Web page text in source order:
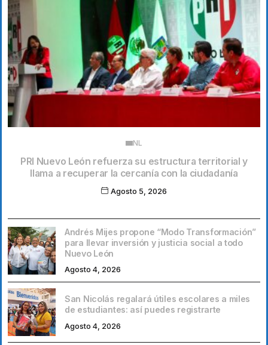
NL
PRI Nuevo León refuerza su estructura territorial y
llama a recuperar la cercanía con la ciudadanía
Agosto 5, 2026
Andrés Mijes propone “Modo Transformación”
para llevar inversión y justicia social a todo
Nuevo León
Agosto 4, 2026
San Nicolás regalará útiles escolares a miles
de estudiantes: así puedes registrarte
Agosto 4, 2026